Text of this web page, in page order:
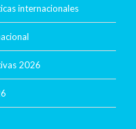
internacionales
2026